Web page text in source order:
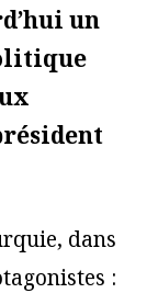
un
dans
: